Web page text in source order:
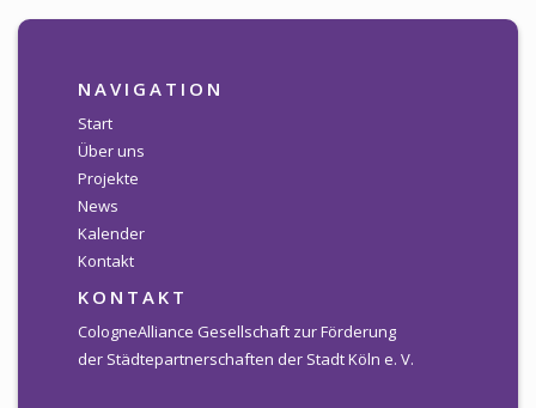
NAVIGATION
Start
Über uns
Projekte
News
Kalender
Kontakt
KONTAKT
CologneAlliance Gesellschaft zur Förderung
der Städtepartnerschaften der Stadt Köln e. V.